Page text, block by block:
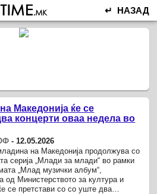
↵ НАЗАД
Македонија ќе се
концерти оваа недела во
- 12.05.2026
на Македонија продолжува со
серија „Млади за млади“ во рамки
„Млад музички албум“,
од Министерството за култура и
се претстави со со уште два